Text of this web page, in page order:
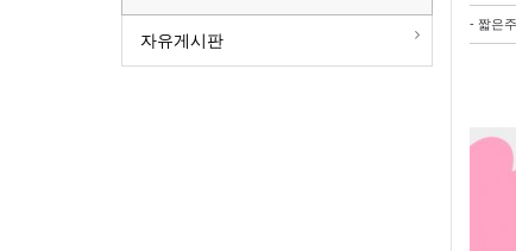
자유게시판
- 짧은